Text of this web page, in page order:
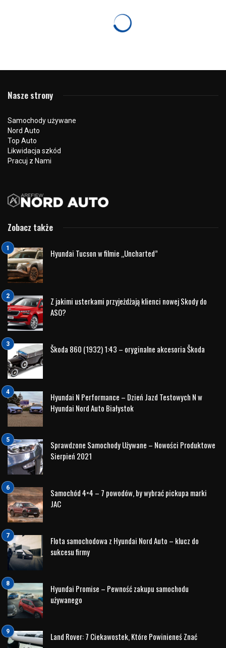
VI Fiesta Balonowa, która odbędzie się w dniach 22-
25.08.2024, to niewątpliwie jedno z najciekawszych
Autobędzie miał przyjemność uczestniczyć. Już 24
sierpnia w Turośni Kościelnej zaprezentujemy dwa flagowe
modele naszych aut:
To doskonała okazja, aby na żywo zobaczyć te innowacyjne
pojazdy i dowiedzieć się więcej o ich wyjątkowych cechach.
Zapraszamy wszystkich do Turośni Kościelnej, gdzie
technologiom i designowi, które wyróżniają samochody
Hyundai.
VI Fiesta Balonowa
VI Fiesta Balonowa to jedno z najważniejszych wydarzeń
lata, które przyciąga miłośników lotnictwa i rodzinne grupy
z całego regionu. Wydarzenie oferuje szereg atrakcji
zarówno dla dorosłych, jak i dla dzieci. Głównymi punktami
niebo kolorami, a także różnorodne pokazy i konkursy
związane z lotnictwem i modelarstwem.
Oprócz lotów balonem, uczestnicy będą mogli wziąć udział
w pikniku rodzinnym, który odbędzie się na terenie placu
przy Stadionie Sportowym w Turośni Kościelnej. Piknik
będzie obfitować w występy zespołów muzycznych,
pokazy służb mundurowych oraz wiele innych atrakcji, które
umilą czas zarówno dorosłym, jak i najmłodszym
uczestnikom.